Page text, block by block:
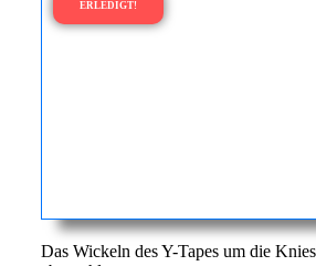
ERLEDIGT!
Das Wickeln des Y-Tapes um die